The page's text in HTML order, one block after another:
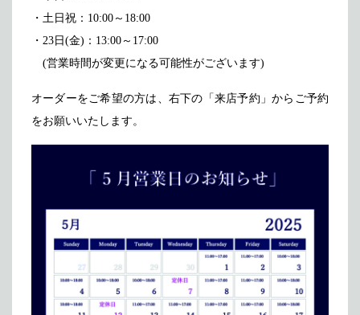
・土日祝：10:00～18:00
・23日(金)：13:00～17:00
(営業時間が変更になる可能性がございます)
オーダーをご希望の方は、右下の「来店予約」からご予約
をお願いいたします。